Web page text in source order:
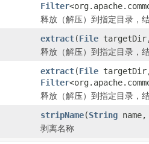
Filter
释放（解压）到指定目录，
extract(File
释放（解压）到指定目录，
extract(File
Filter
释放（解压）到指定目录，
stripName(String
剥离名称